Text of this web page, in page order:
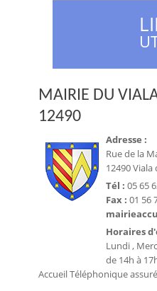
MAIRIE DU
12490
Adresse :
Rue de la
12490 Viala
Tél : 05 65
Fax : 01 56
Horaires
Lundi ,
de 14h à
Accueil Téléphonique